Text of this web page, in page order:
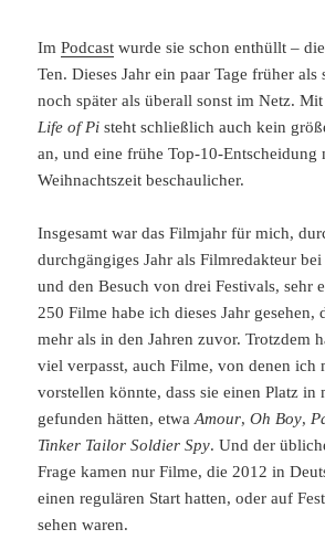
ImPodcast wurde sie schon enthüllt –
Ten. Dieses Jahr ein paar Tage früher als
noch später als überall sonst im Netz.
Life of Pi steht schließlich auch kein
an, und eine frühe Top-10-Entscheidung
Weihnachtszeit beschaulicher.
Insgesamt war das Filmjahr für mich,
durchgängiges Jahr als Filmredakteur
und den Besuch von drei Festivals, sehr
250 Filme habe ich dieses Jahr gesehen,
mehr als in den Jahren zuvor. Trotzdem
viel verpasst, auch Filme, von denen ich
vorstellen könnte, dass sie einen Platz in
gefunden hätten, etwaAmour,Oh Boy,
Tinker Tailor Soldier Spy. Und der
Frage kamen nur Filme, die 2012 in
einen regulären Start hatten, oder auf
sehen waren.